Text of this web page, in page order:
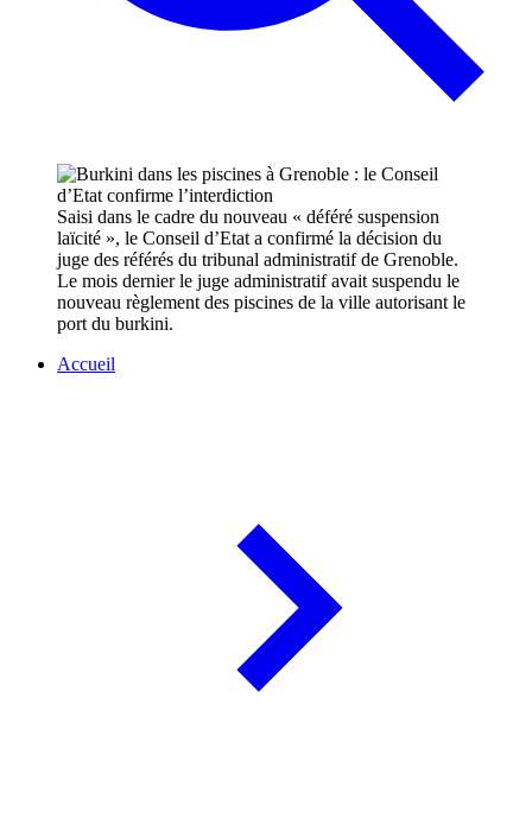
Saisi dans le cadre du nouveau « déféré suspension
laïcité », le Conseil d’Etat a confirmé la décision du
juge des référés du tribunal administratif de Grenoble.
Le mois dernier le juge administratif avait suspendu le
nouveau règlement des piscines de la ville autorisant le
port du burkini.
Accueil